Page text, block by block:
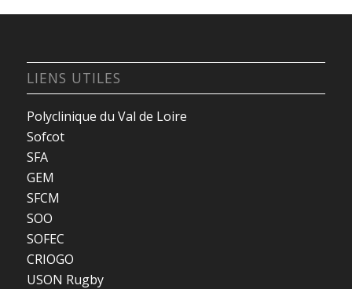
LIENS UTILES
Polyclinique du Val de Loire
Sofcot
SFA
GEM
SFCM
SOO
SOFEC
CRIOGO
USON Rugby